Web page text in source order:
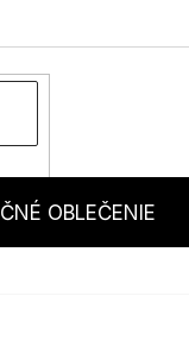
OBLEČENIE